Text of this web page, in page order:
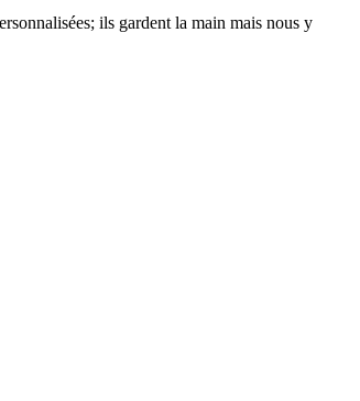
ils gardent la main mais nous y